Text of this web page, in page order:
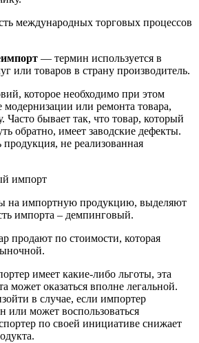
международных торговых процессов
— термин используется в
или товаров в страну производитель.
которое необходимо при этом
модернизации или ремонта товара,
Часто бывает так, что товар, который
обратно, имеет заводские дефекты.
не реализованная
импорт
на импортную продукцию, выделяют
импорта – демпинговый.
продают по стоимости, которая
имеет какие-либо льготы, эта
может оказаться вполне легальной.
в случае, если импортер
или может воспользоваться
по своей инициативе снижает